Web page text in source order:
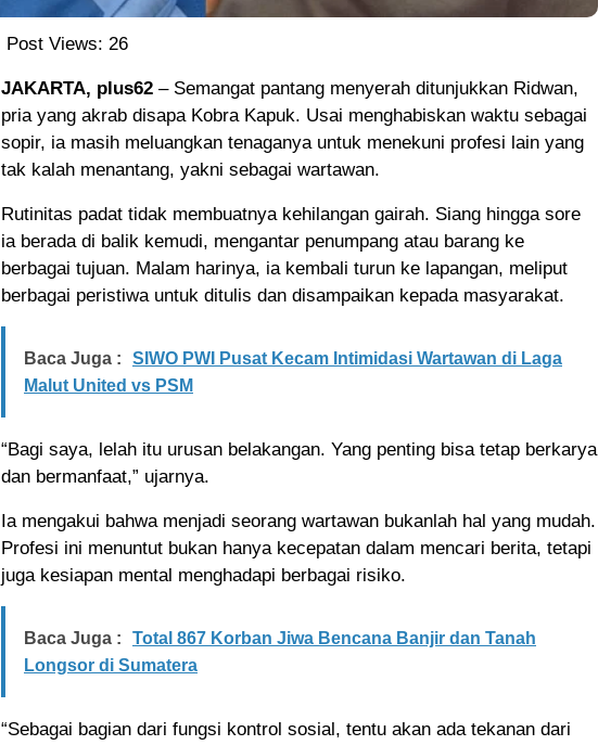
Post Views: 26
JAKARTA, plus62 – Semangat pantang menyerah ditunjukkan Ridwan,
pria yang akrab disapa Kobra Kapuk. Usai menghabiskan waktu sebagai
sopir, ia masih meluangkan tenaganya untuk menekuni profesi lain yang
tak kalah menantang, yakni sebagai wartawan.
Rutinitas padat tidak membuatnya kehilangan gairah. Siang hingga sore
ia berada di balik kemudi, mengantar penumpang atau barang ke
berbagai tujuan. Malam harinya, ia kembali turun ke lapangan, meliput
berbagai peristiwa untuk ditulis dan disampaikan kepada masyarakat.
Baca Juga :
SIWO PWI Pusat Kecam Intimidasi Wartawan di Laga
Malut United vs PSM
“Bagi saya, lelah itu urusan belakangan. Yang penting bisa tetap berkarya
dan bermanfaat,” ujarnya.
Ia mengakui bahwa menjadi seorang wartawan bukanlah hal yang mudah.
Profesi ini menuntut bukan hanya kecepatan dalam mencari berita, tetapi
juga kesiapan mental menghadapi berbagai risiko.
Baca Juga :
Total 867 Korban Jiwa Bencana Banjir dan Tanah
Longsor di Sumatera
“Sebagai bagian dari fungsi kontrol sosial, tentu akan ada tekanan dari